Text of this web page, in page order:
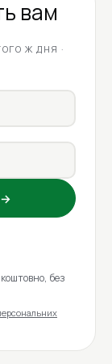
вам
Ж ДНЯ ·
→
без